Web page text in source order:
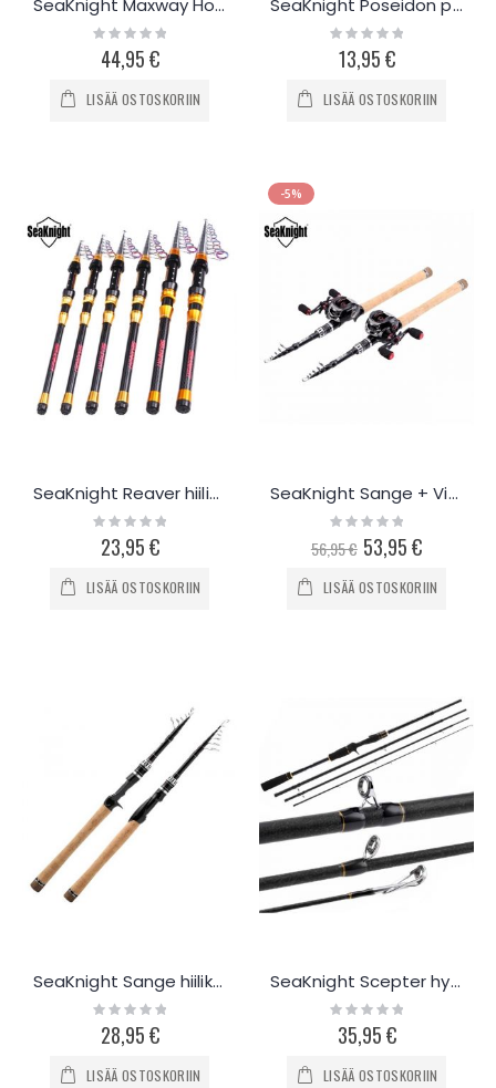
SeaKnight Maxway Honor perhovapa 1.98m
Rating:
0%
44,95 €
LISÄÄ OSTOSKORIIN
SeaKnight Poseidon pilkkisetti
Rating:
0%
13,95 €
LISÄÄ OSTOSKORIIN
SeaKnight Reaver hiilikuituvapa 1.8m - 3.0m
Rating:
0%
23,95 €
LISÄÄ OSTOSKORIIN
-5%
SeaKnight Sange + Viper hyrräkela -setti
Rating:
56,95 € Special
Price
53,95 €
LISÄÄ OSTOSKORIIN
SeaKnight Sange hiilikuituvapa 2.1m / 2.4m
Rating:
0%
28,95 €
LISÄÄ OSTOSKORIIN
SeaKnight Scepter hyrräkelavapa 2.1m / 2.4m
Rating:
0%
35,95 €
LISÄÄ OSTOSKORIIN